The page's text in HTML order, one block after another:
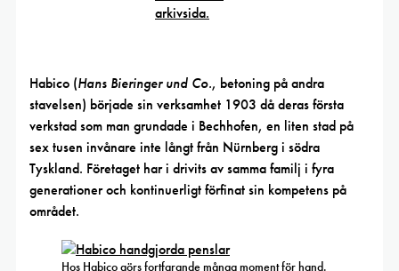
Habico (Hans Bieringer und Co., betoning på andra
stavelsen) började sin verksamhet 1903 då deras första
verkstad som man grundade i Bechhofen, en liten stad på
sex tusen invånare inte långt från Nürnberg i södra
Tyskland. Företaget har i drivits av samma familj i fyra
generationer och kontinuerligt förfinat sin kompetens på
området.
Hos Habico görs fortfarande många moment för hand.